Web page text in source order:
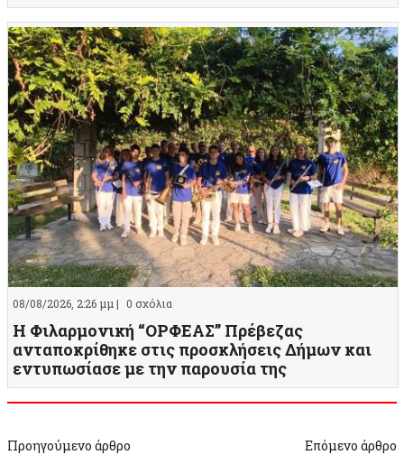
08/08/2026, 2:26 μμ | 0 σχόλια
Η Φιλαρμονική “ΟΡΦΕΑΣ” Πρέβεζας
ανταποκρίθηκε στις προσκλήσεις Δήμων και
εντυπωσίασε με την παρουσία της
Προηγούμενο άρθρο Επόμενο άρθρο